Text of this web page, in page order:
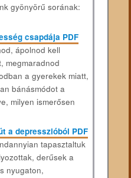
gyönyörű sorának:
csapdája PDF
ápolnod kell
megmaradnod
a gyerekek miatt,
bánásmódot a
milyen ismerősen
a depresszióból PDF
tapasztaltuk
derűsek a
nyugaton,